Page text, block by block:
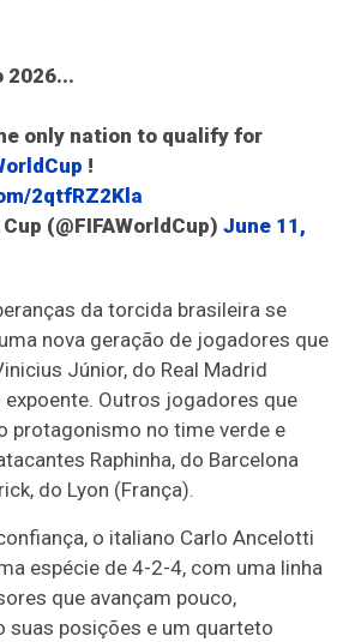
2026...
only nation to qualify for
!
2qtfRZ2Kla
(@FIFAWorldCup) June 11,
da torcida brasileira se
nova geração de jogadores que
Júnior, do Real Madrid
expoente. Outros jogadores que
protagonismo no time verde e
Raphinha, do Barcelona
do Lyon (França).
o italiano Carlo Ancelotti
espécie de 4-2-4, com uma linha
que avançam pouco,
suas posições e um quarteto